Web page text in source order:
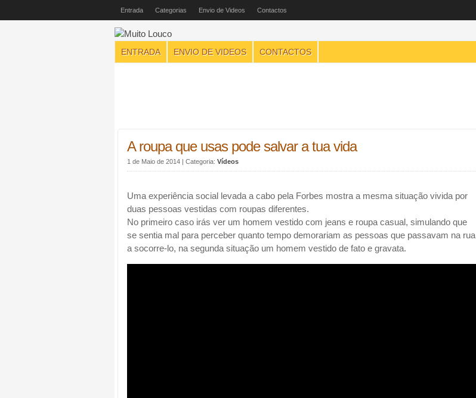
Entrada Categorias Envio de Videos Contactos
ENTRADA ENVIO DE VIDEOS CONTACTOS
A roupa que usas pode salvar a tua vida
1 de Maio de 2014 | Categoria: Vídeos
Uma experiência social levada a cabo pela Forbes mostra a mesma situação vivida por
duas pessoas vestidas com roupas diferentes.
No primeiro caso irás ver um homem vestido com jeans e roupa casual, simulando que
se sentia mal para perceber quanto tempo demorariam as pessoas que passavam na rua
a socorre-lo, na segunda situação um homem vestido de fato e gravata.